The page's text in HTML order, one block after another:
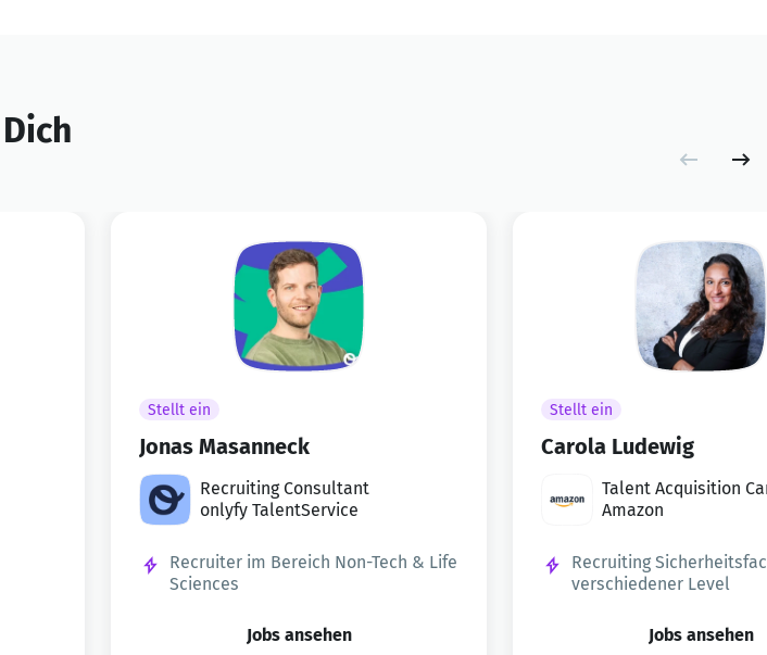
Stellt ein
Jonas Masanneck
Recruiting Consultant
onlyfy TalentService
Recruiter im Bereich Non-Tech & Life
Sciences
Jobs ansehen
Stellt ein
Carola Ludewig
Talent Acquisition
tner (TACP)
Amazon
Recruiting
verschiedener Level
Jobs ansehen